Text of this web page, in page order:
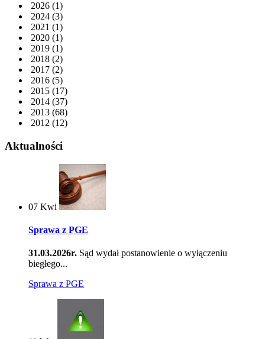
2026 (1)
2024 (3)
2021 (1)
2020 (1)
2019 (1)
2018 (2)
2017 (2)
2016 (5)
2015 (17)
2014 (37)
2013 (68)
2012 (12)
Aktualności
07 Kwi
Sprawa z PGE
31.03.2026r. Sąd wydał postanowienie o wyłączeniu
biegłego...
Sprawa z PGE